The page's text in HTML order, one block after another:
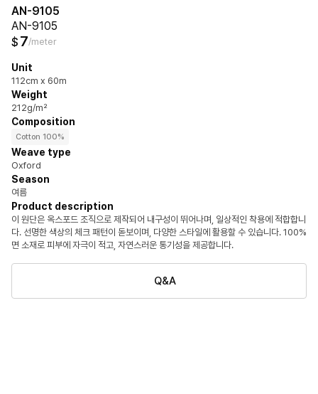
AN-9105
AN-9105
$ 7/meter
Unit
112cm x 60m
Weight
212g/m²
Composition
Cotton 100%
Weave type
Oxford
Season
여름
Product description
이 원단은 옥스포드 조직으로 제작되어 내구성이 뛰어나며, 일상적인 착용에 적합합니
다. 선명한 색상의 체크 패턴이 돋보이며, 다양한 스타일에 활용할 수 있습니다. 100%
면 소재로 피부에 자극이 적고, 자연스러운 통기성을 제공합니다.
Q&A